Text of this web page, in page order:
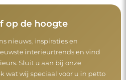
op de hoogte
nieuws, inspiraties en
interieurtrends en vind
Sluit u aan bij onze
wat wij speciaal voor u in petto